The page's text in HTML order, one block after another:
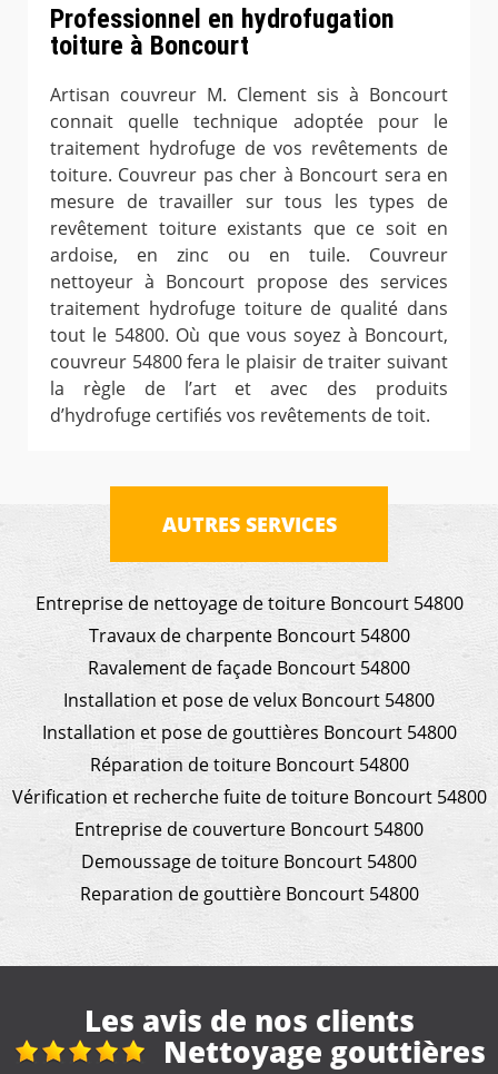
Professionnel en hydrofugation
toiture à Boncourt
Artisan couvreur M. Clement sis à Boncourt
connait quelle technique adoptée pour le
traitement hydrofuge de vos revêtements de
toiture. Couvreur pas cher à Boncourt sera en
mesure de travailler sur tous les types de
revêtement toiture existants que ce soit en
ardoise, en zinc ou en tuile. Couvreur
nettoyeur à Boncourt propose des services
traitement hydrofuge toiture de qualité dans
tout le 54800. Où que vous soyez à Boncourt,
couvreur 54800 fera le plaisir de traiter suivant
la règle de l’art et avec des produits
d’hydrofuge certifiés vos revêtements de toit.
AUTRES SERVICES
Entreprise de nettoyage de toiture Boncourt 54800
Travaux de charpente Boncourt 54800
Ravalement de façade Boncourt 54800
Installation et pose de velux Boncourt 54800
Installation et pose de gouttières Boncourt 54800
Réparation de toiture Boncourt 54800
Vérification et recherche fuite de toiture Boncourt 54800
Entreprise de couverture Boncourt 54800
Demoussage de toiture Boncourt 54800
Reparation de gouttière Boncourt 54800
Les avis de nos clients
Travaux de